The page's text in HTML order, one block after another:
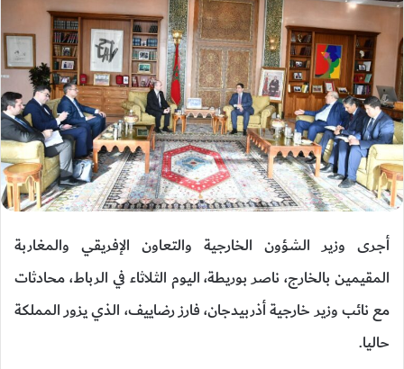
أجرى وزير الشؤون الخارجية والتعاون الإفريقي والمغاربة
المقيمين بالخارج، ناصر بوريطة، اليوم الثلاثاء في الرباط، محادثات
مع نائب وزير خارجية أذربيدجان، فارز رضاييف، الذي يزور المملكة
حاليا.